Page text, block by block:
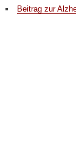
Beitrag zur